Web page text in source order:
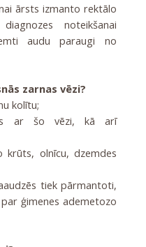
ārsts izmanto rektālo
noteikšanai
audu paraugi no
zarnas vēzi?
kolītu;
ar šo vēzi, kā arī
krūts, olnīcu, dzemdes
tiek pārmantoti,
ģimenes ademetozo